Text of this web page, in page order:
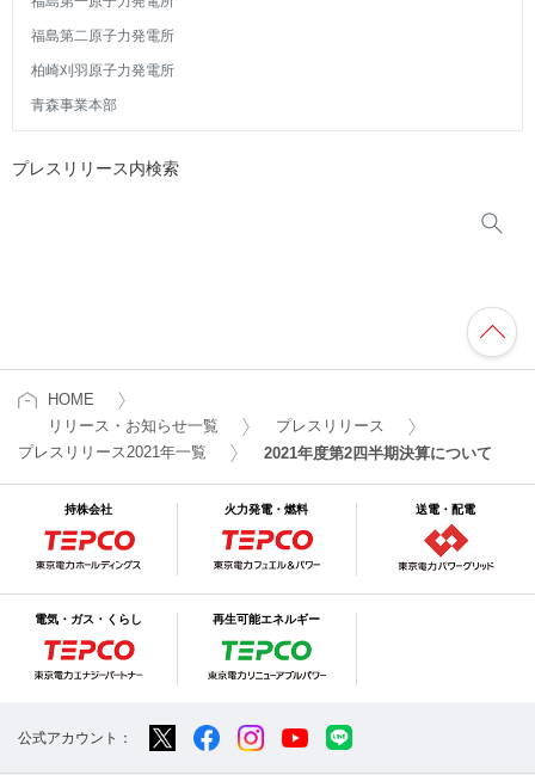
福島第二原子力発電所
柏崎刈羽原子力発電所
青森事業本部
プレスリリース内検索
HOME
リリース・お知らせ一覧
プレスリリース
プレスリリース2021年一覧
2021年度第2四半期決算について
持株会社 火力発電・燃料 送電・配電
電気・ガス・くらし 再生可能エネルギー
公式アカウント：